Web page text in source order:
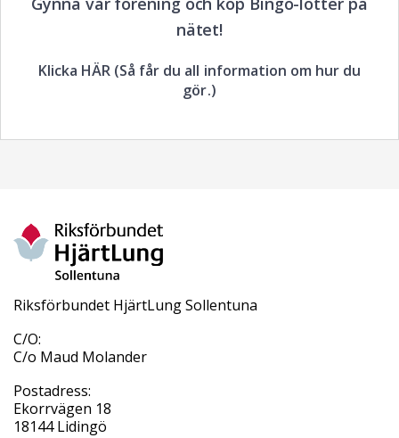
nätet!
Klicka HÄR (Så får du all information om hur du
gör.)
Riksförbundet HjärtLung Sollentuna
C/O:
C/o Maud Molander
Postadress:
Ekorrvägen 18
18144 Lidingö